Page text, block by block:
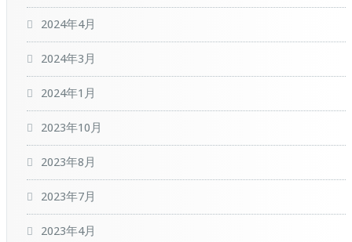
2024年4月
2024年3月
2024年1月
2023年10月
2023年8月
2023年7月
2023年4月